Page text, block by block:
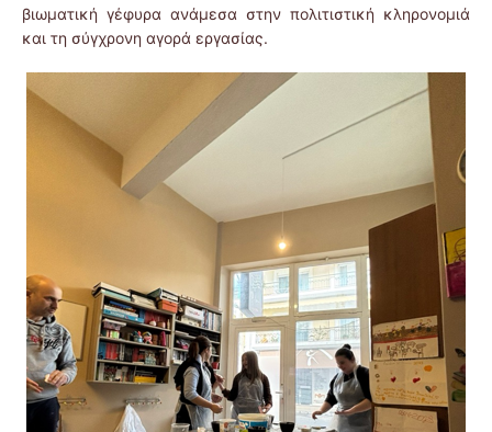
βιωματική γέφυρα ανάμεσα στην πολιτιστική κληρονομιά
και τη σύγχρονη αγορά εργασίας.